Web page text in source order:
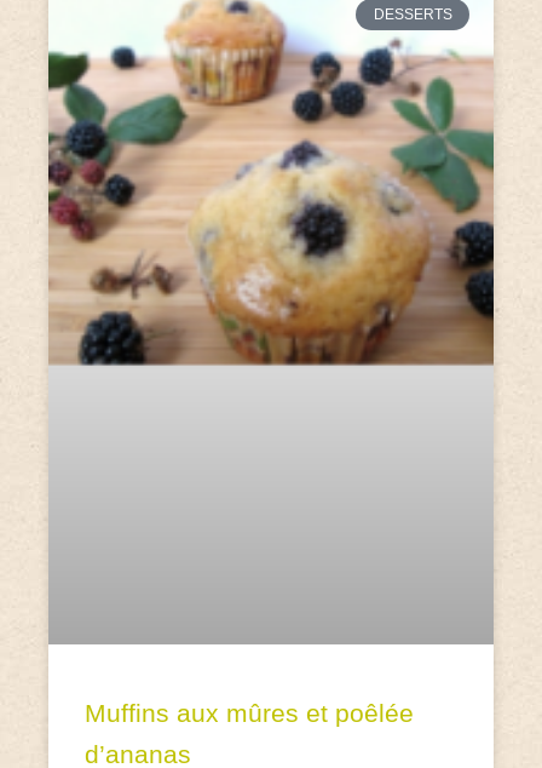
DESSERTS
Muffins aux mûres et poêlée
d’ananas